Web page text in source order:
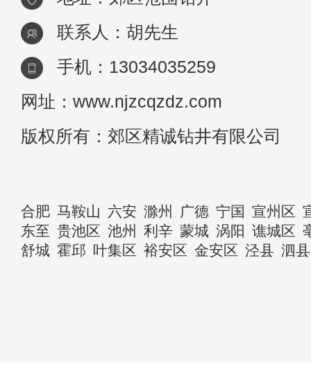
联系人：胡先生
手机：13034035259
网址：www.njzcqzdz.com
版权所有：郊区精诚钻井有限公司
合肥 马鞍山 六安 滁州 广德 宁国 宣州区
东至 贵池区 池州 利辛 蒙城 涡阳 谯城区
舒城 霍邱 叶集区 裕安区 金安区 泾县 泗县